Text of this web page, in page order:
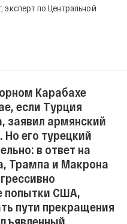
эксперт по Центральной
Карабахе
если Турция
заявил армянский
его турецкий
в ответ на
Трампа и Макрона
попытки США,
пути прекращения